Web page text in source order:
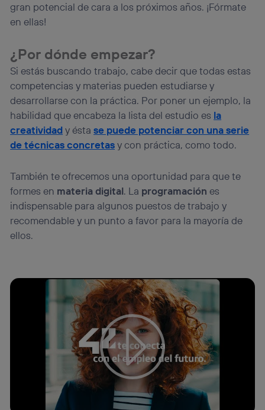
gran potencial de cara a los próximos años. ¡Fórmate
en ellas!
¿Por dónde empezar?
Si estás buscando trabajo, cabe decir que todas estas
competencias y materias pueden estudiarse y
desarrollarse con la práctica. Por poner un ejemplo, la
habilidad que encabeza la lista del estudio es la
creatividady éstase puede potenciar con una serie
de técnicas concretasy con práctica, como todo.
También te ofrecemos una oportunidad para que te
formes en materia digital. La programación es
indispensable para algunos puestos de trabajo y
recomendable y un punto a favor para la mayoría de
ellos.